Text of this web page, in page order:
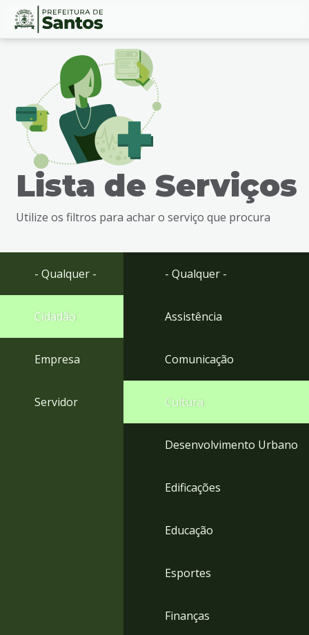
Ir
busca
Ir
rodapé
Conteúdo
Lista de Serviços
Utilize os filtros para achar o serviço que procura
- Qualquer -
Cidadão
Empresa
Servidor
- Qualquer -
Assistência
Comunicação
Cultura
Desenvolvimento Urbano
Edificações
Educação
Esportes
Finanças